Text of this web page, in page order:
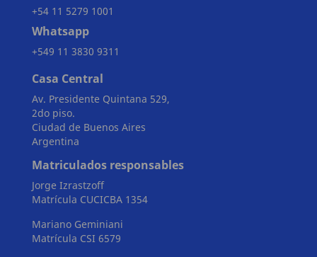
+54 11 5279 1001
Whatsapp
+549 11 3830 9311
Casa Central
Av. Presidente Quintana 529,
2do piso.
Ciudad de Buenos Aires
Argentina
Matriculados responsables
Jorge Izrastzoff
Matrícula CUCICBA 1354
Mariano Geminiani
Matrícula CSI 6579